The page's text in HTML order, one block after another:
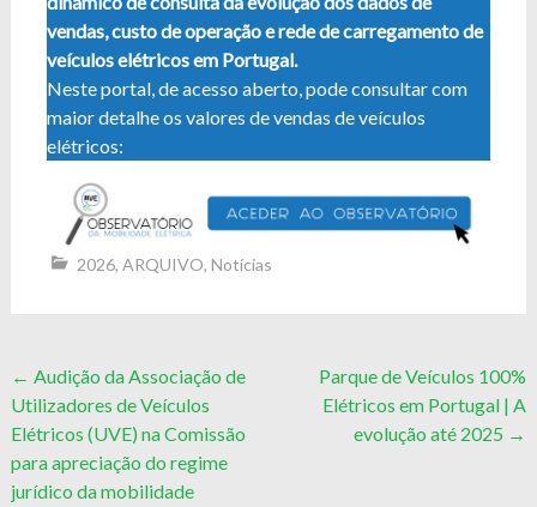
vendas, custo de operação e rede de carregamento de
veículos elétricos em Portugal.
Neste portal, de acesso aberto, pode consultar com
maior detalhe os valores de vendas de veículos
elétricos:
2026, ARQUIVO, Notícias
Post
navigation
← Audição da Associação de
Utilizadores de Veículos
Elétricos (UVE) na Comissão
para apreciação do regime
jurídico da mobilidade
Parque de Veículos 100%
Elétricos em Portugal | A
evolução até 2025 →